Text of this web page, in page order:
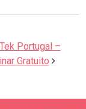
Portugal –
Gratuito